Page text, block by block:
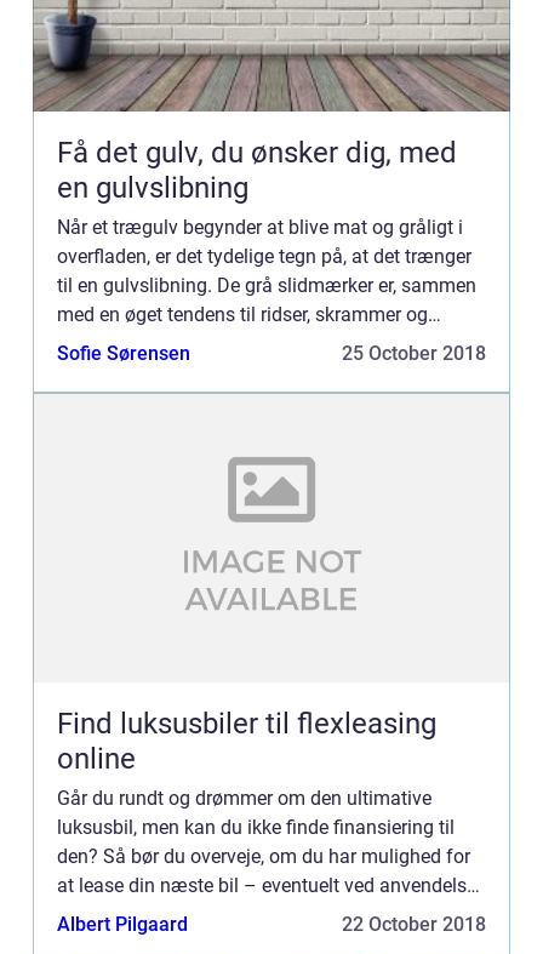
Få det gulv, du ønsker dig, med
en gulvslibning
Når et trægulv begynder at blive mat og gråligt i
overfladen, er det tydelige tegn på, at det trænger
til en gulvslibning. De grå slidmærker er, sammen
med en øget tendens til ridser, skrammer og
splin...
Sofie Sørensen 25 October 2018
Find luksusbiler til flexleasing
online
Går du rundt og drømmer om den ultimative
luksusbil, men kan du ikke finde finansiering til
den? Så bør du overveje, om du har mulighed for
at lease din næste bil – eventuelt ved anvendelse
af den nye, populære leasing type ”flexleasing”.
Albert Pilgaard 22 October 2018